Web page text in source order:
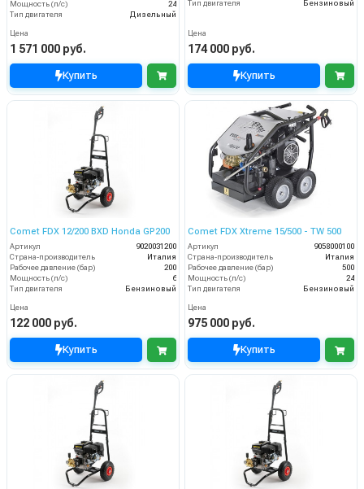
Мощность (л/с)
24
Тип двигателя
Дизельный
Цена
1 571 000 руб.
Купить
Тип двигателя
Бензиновый
Цена
174 000 руб.
Купить
Comet FDX 12/200 BXD Honda GP200
Артикул
9020031200
Страна-производитель
Италия
Рабочее давление (бар)
200
Мощность (л/с)
6
Тип двигателя
Бензиновый
Цена
122 000 руб.
Купить
Comet FDX Xtreme 15/500 - TW 500
Артикул
9058000100
Страна-производитель
Италия
Рабочее давление (бар)
500
Мощность (л/с)
24
Тип двигателя
Бензиновый
Цена
975 000 руб.
Купить